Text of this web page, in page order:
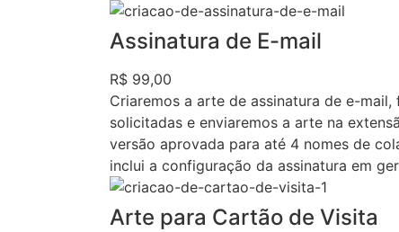
Assinatura de E-mail
R$ 99,00
Criaremos a arte de assinatura de e-mail,
solicitadas e enviaremos a arte na
versão aprovada para até 4 nomes de
inclui a configuração da assinatura em
Arte para Cartão de Visita